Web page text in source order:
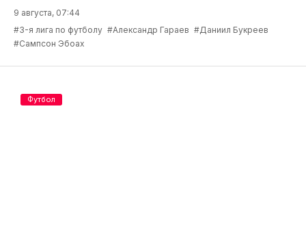
9 августа, 07:44
#3-я лига по футболу #Александр Гараев #Даниил Букреев
#Сампсон Эбоах
Футбол